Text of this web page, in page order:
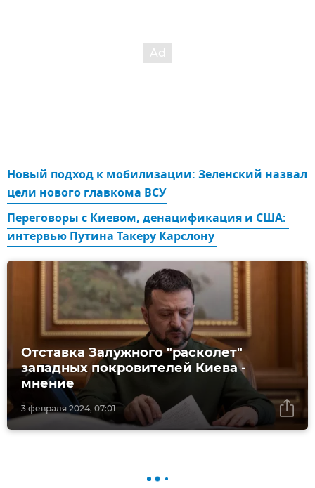
Новый подход к мобилизации: Зеленский назвал
цели нового главкома ВСУ
Переговоры с Киевом, денацификация и США:
интервью Путина Такеру Карслону
3 февраля 2024, 07:01
Отставка Залужного "расколет"
западных покровителей Киева -
мнение